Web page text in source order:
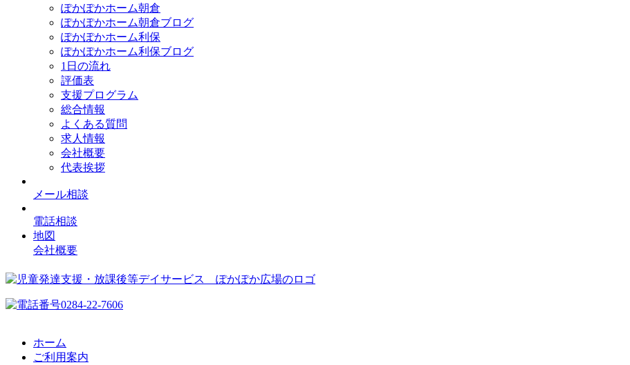
ぽかぽかホーム朝倉
ぽかぽかホーム朝倉ブログ
ぽかぽかホーム利保
ぽかぽかホーム利保ブログ
1日の流れ
評価表
支援プログラム
総合情報
よくある質問
求人情報
会社概要
代表挨拶
メール相談
電話相談
地図
会社概要
ホーム
ご利用案内